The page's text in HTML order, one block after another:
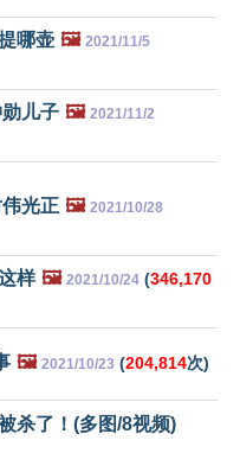
哪壶 🖼️ 2021/11/5
儿子 🖼️ 2021/11/2
光正 🖼️ 2021/10/28
样 🖼️ 2021/10/24 (346,170
🖼️ 2021/10/23 (204,814次)
杀了！(多图/8视频)